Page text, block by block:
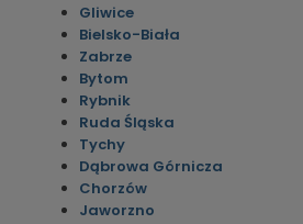
Gliwice
Bielsko-Biała
Zabrze
Bytom
Rybnik
Ruda Śląska
Tychy
Dąbrowa Górnicza
Chorzów
Jaworzno